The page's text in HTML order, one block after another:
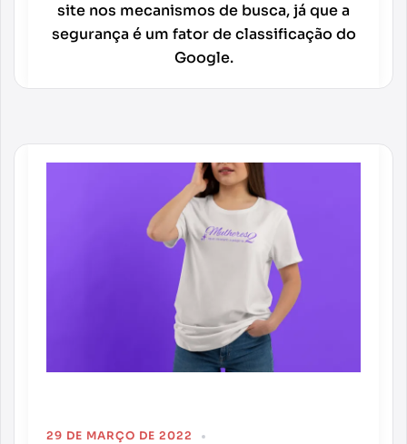
site nos mecanismos de busca, já que a
segurança é um fator de classificação do
Google.
29 DE MARÇO DE 2022